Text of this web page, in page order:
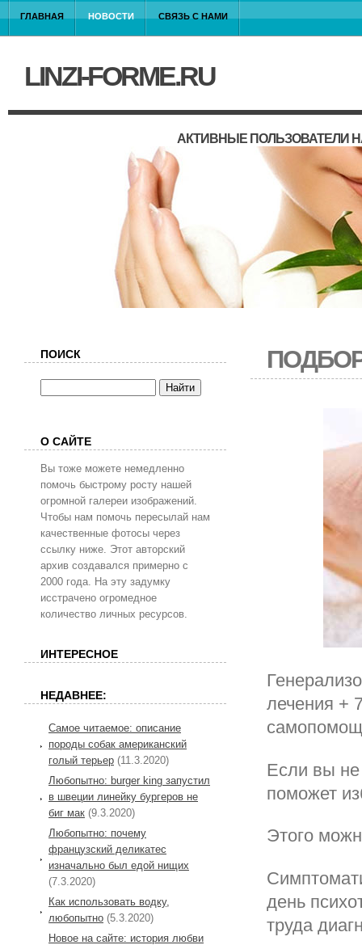
ГЛАВНАЯ НОВОСТИ СВЯЗЬ С НАМИ
LINZI-FORME.RU
АКТИВНЫЕ ПОЛЬЗОВАТЕЛИ
лечения +
Если вы не
поможет
Этого
день
труда
ПОИСК
О САЙТЕ
Вы тоже можете немедленно
помочь быстрому росту нашей
огромной галереи изображений.
Чтобы нам помочь пересылай нам
качественные фотосы через
ссылку ниже. Этот авторский
архив создавался примерно с
2000 года. На эту задумку
исстрачено огромедное
количество личных ресурсов.
ИНТЕРЕСНОЕ
НЕДАВНЕЕ:
Самое читаемое: описание
породы собак американский
голый терьер (11.3.2020)
Любопытно: burger king запустил
в швеции линейку бургеров не
биг мак (9.3.2020)
Любопытно: почему
французский деликатес
изначально был едой нищих
(7.3.2020)
Как использовать водку,
любопытно (5.3.2020)
Новое на сайте: история любви